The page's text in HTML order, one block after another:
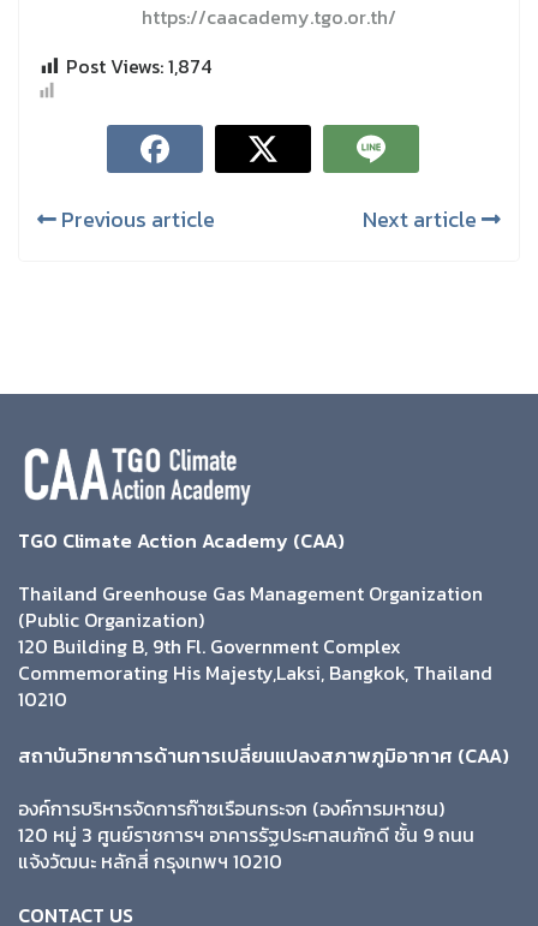
https://caacademy.tgo.or.th/
Post Views:1,874
Previous article Next article
TGO Climate Action Academy (CAA)
Thailand Greenhouse Gas Management Organization
(Public Organization)
120 Building B, 9th Fl. Government Complex
Commemorating His Majesty,Laksi, Bangkok, Thailand
10210
สถาบันวิทยาการด้านการเปลี่ยนแปลงสภาพภูมิอากาศ (CAA)
องค์การบริหารจัดการก๊าซเรือนกระจก (องค์การมหาชน)
120 หมู่ 3 ศูนย์ราชการฯ อาคารรัฐประศาสนภักดี ชั้น 9 ถนน
แจ้งวัฒนะ หลักสี่ กรุงเทพฯ 10210
CONTACT US